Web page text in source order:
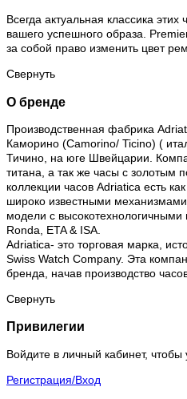
Всегда актуальная классика
вашего успешного образа.
за собой право изменить цвет
Свернуть
О бренде
Производственная фабрика
Каморино (Camorino/ Ticino) (
Тичино, на юге Швейцарии.
титана, а так же часы с золотым
коллекции часов Adriatica есть
широко известными
модели с
Ronda, ETA & ISA.
Adriatica- это торговая марка,
Swiss Watch Company. Эта
бренда, начав производство
Свернуть
Привилегии
Войдите в личный кабинет, чтобы
Регистрация/Вход